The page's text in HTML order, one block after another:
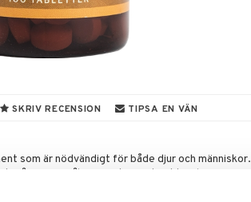
SKRIV RECENSION TIPSA EN VÄN
som är nödvändigt för både djur och människor.
från spannmål, grönsaker, rotfrukter, bär mm.
selen vilket får konsekvenser för vår hälsa. Selen